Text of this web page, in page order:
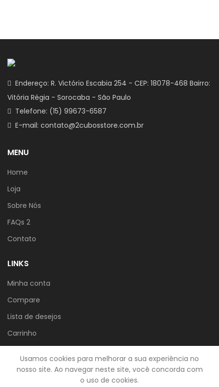
Endereço: R. Victório Escabia 254 - CEP: 18078-468 Bairro:
Vitória Régia - Sorocaba - São Paulo
Telefone: (15) 99673-6587
E-mail: contato@2cubosstore.com.br
MENU
Home
Loja
Sobre Nós
FAQs 2
Contato
LINKS
Minha conta
Compare
Lista de desejos
Carrinho
Usamos cookies para melhorar a sua experiência no
nosso site. Ao navegar neste site, você concorda com
o uso de cookies.